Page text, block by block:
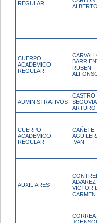
REGULAR
ALBERTO
CUERPO
ACADEMICO
REGULAR
RUBEN
ADMINISTRATIVOS
CASTRO
ARTURO
CUERPO
ACADEMICO
REGULAR
CAÑETE
IVAN
AUXILIARES
ALVAREZ
VICTOR
CARMEN
CORREA